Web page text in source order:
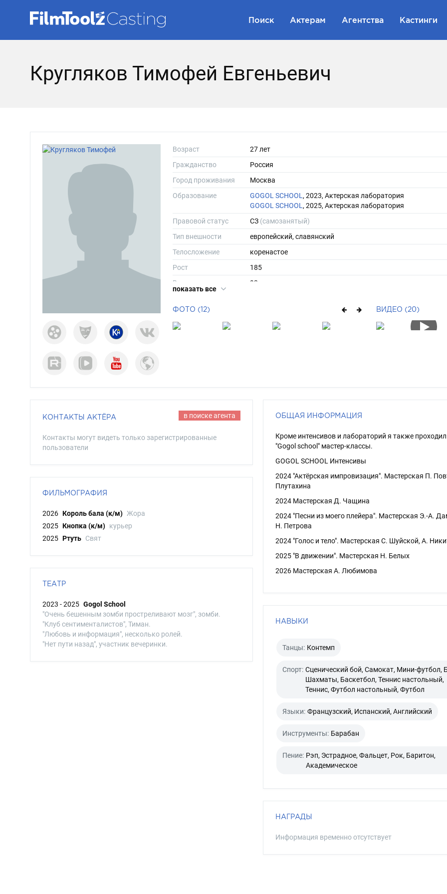
Поиск Актерам Агентства Кастинги
Кругляков Тимофей Евгеньевич
Возраст
27 лет
Гражданство
Россия
Город проживания
Москва
Образование
GOGOL SCHOOL , 2023, Актерская лаборатория
GOGOL SCHOOL , 2025, Актерская лаборатория
Правовой статус
СЗ (самозанятый)
Тип внешности
европейский, славянский
Телосложение
коренастое
Рост
185
Вес
93
Размер обуви
Длина волос
длинные
показать все
ФОТО (12) ВИДЕО (20)
КОНТАКТЫ АКТЁРА в поиске агента
Контакты могут видеть только зарегистрированные
пользователи
ФИЛЬМОГРАФИЯ
2026 Король бала (к/м) Жора
2025 Кнопка (к/м) курьер
2025 Ртуть Свят
ТЕАТР
2023 - 2025 Gogol School
"Очень бешенным зомби простреливают мозг", зомби.
"Клуб сентименталистов", Тиман.
"Любовь и информация", несколько ролей.
"Нет пути назад", участник вечеринки.
ОБЩАЯ ИНФОРМАЦИЯ
Кроме интенсивов и лабораторий я также
"Gogol school" мастер-классы.
GOGOL SCHOOL Интенсивы
2024 "Актёрская импровизация". Мастерская П.
Плутахина
2024 Мастерская Д. Чащина
2024 "Песни из моего плейера". Мастерская Э.-А.
Н. Петрова
2024 "Голос и тело". Мастерская С. Шуйской, А.
2025 "В движении". Мастерская Н. Белых
2026 Мастерская А. Любимова
НАВЫКИ
Танцы: Контемп
Спорт: Сценический бой, Самокат, Мини-футбол,
Шахматы, Баскетбол, Теннис настольный,
Теннис, Футбол настольный, Футбол
Языки: Французский, Испанский, Английский
Инструменты: Барабан
Пение: Рэп, Эстрадное, Фальцет, Рок, Баритон,
Академическое
НАГРАДЫ
Информация временно отсутствует